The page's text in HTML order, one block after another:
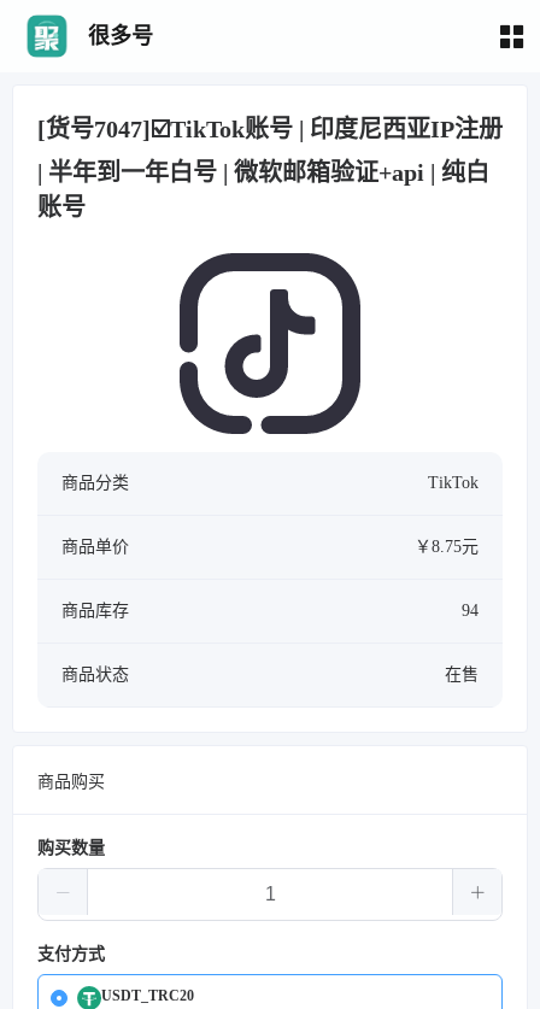
很多号
[货号7047]☑️TikTok账号 | 印度尼西亚IP注册
| 半年到一年白号 | 微软邮箱验证+api | 纯白
账号
商品分类 TikTok
商品单价 ￥8.75元
商品库存 94
商品状态 在售
商品购买
购买数量
支付方式
USDT_TRC20